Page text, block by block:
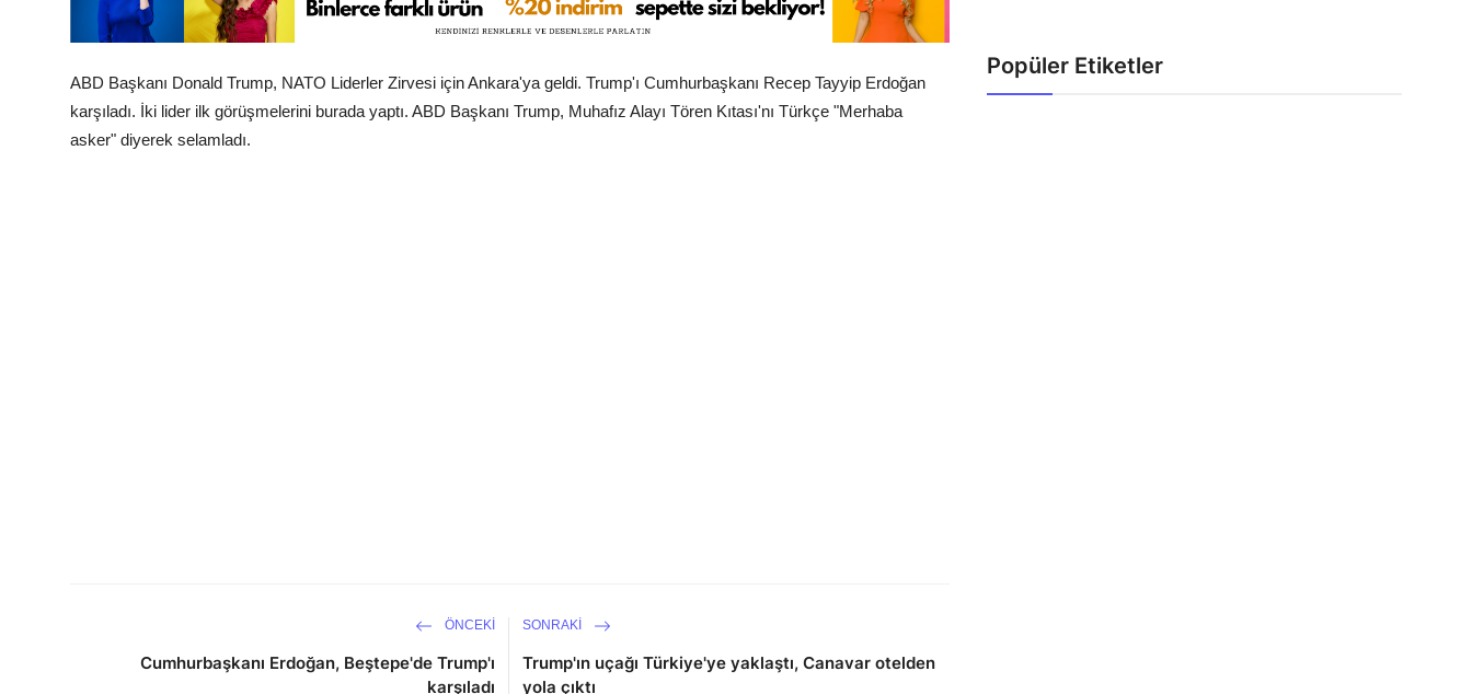
ABD Başkanı Donald Trump, NATO Liderler Zirvesi için Ankara'ya geldi. Trump'ı Cumhurbaşkanı Recep Tayyip Erdoğan
karşıladı. İki lider ilk görüşmelerini burada yaptı. ABD Başkanı Trump, Muhafız Alayı Tören Kıtası'nı Türkçe "Merhaba
asker" diyerek selamladı.
ÖNCEKI
Cumhurbaşkanı Erdoğan, Beştepe'de Trump'ı
karşıladı
SONRAKI
Trump'ın uçağı Türkiye'ye yaklaştı, Canavar otelden
yola çıktı
Popüler Etiketler